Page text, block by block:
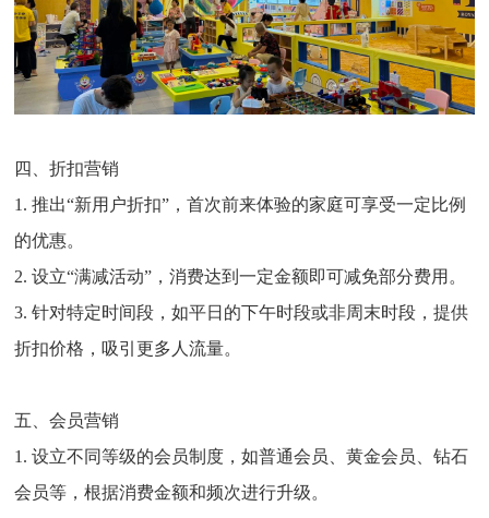
四、折扣营销
1. 推出“新用户折扣”，首次前来体验的家庭可享受一定比例
的优惠。
2. 设立“满减活动”，消费达到一定金额即可减免部分费用。
3. 针对特定时间段，如平日的下午时段或非周末时段，提供
折扣价格，吸引更多人流量。
五、会员营销
1. 设立不同等级的会员制度，如普通会员、黄金会员、钻石
会员等，根据消费金额和频次进行升级。